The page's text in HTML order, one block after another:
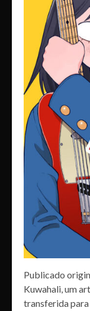
Publicado
Kuwahali, um
transferida